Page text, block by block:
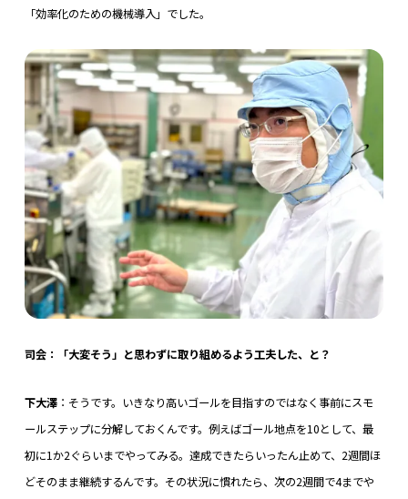
「効率化のための機械導入」でした。
司会：「大変そう」と思わずに取り組めるよう工夫した、と？
下大澤：そうです。いきなり高いゴールを目指すのではなく事前にスモ
ールステップに分解しておくんです。例えばゴール地点を10として、最
初に1か2ぐらいまでやってみる。達成できたらいったん止めて、2週間ほ
どそのまま継続するんです。その状況に慣れたら、次の2週間で4までや